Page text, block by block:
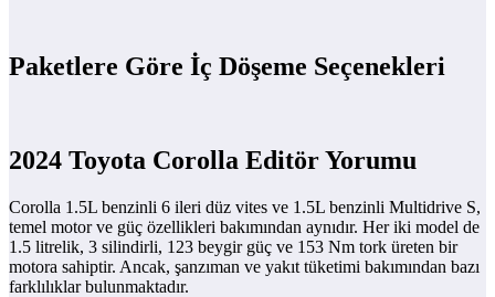
Paketlere Göre İç Döşeme Seçenekleri
2024 Toyota Corolla Editör Yorumu
Corolla 1.5L benzinli 6 ileri düz vites ve 1.5L benzinli Multidrive S,
temel motor ve güç özellikleri bakımından aynıdır. Her iki model de
1.5 litrelik, 3 silindirli, 123 beygir güç ve 153 Nm tork üreten bir
motora sahiptir. Ancak, şanzıman ve yakıt tüketimi bakımından bazı
farklılıklar bulunmaktadır.